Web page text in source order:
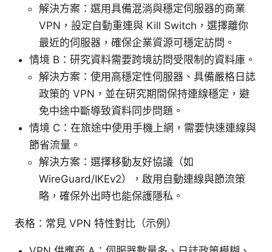
解決方案：選用具備混淌與穩定伺服器的商業
VPN，設定自動重連與 Kill Switch，選擇離你
最近的伺服器，確保企業資源可穩定訪問。
情境 B：研究資料需要跨境訪問受限制的資料庫。
解決方案：使用高穩定性伺服器、具備嚴格日誌
政策的 VPN，並在研究期間保持連線穩定，避
免中途中斷導致資料同步問題。
情境 C：在旅途中使用手機上網，需要快速連線與
節省流量。
解決方案：選擇移動友好協議（如
WireGuard/IKEv2），啟用自動連線與節流策
略，確保外出時也能保護隱私。
表格：常見 VPN 特性對比（示例）